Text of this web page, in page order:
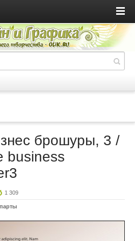
брошуры, 3 /
business
1 309